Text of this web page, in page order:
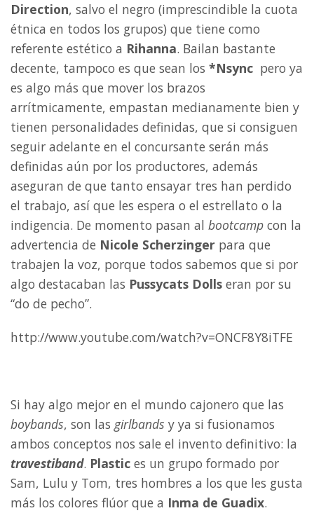
Direction, salvo el negro (imprescindible la cuota
étnica en todos los grupos) que tiene como
referente estético a Rihanna. Bailan bastante
decente, tampoco es que sean los *Nsync pero ya
es algo más que mover los brazos
arrítmicamente, empastan medianamente bien y
tienen personalidades definidas, que si consiguen
seguir adelante en el concursante serán más
definidas aún por los productores, además
aseguran de que tanto ensayar tres han perdido
el trabajo, así que les espera o el estrellato o la
indigencia. De momento pasan al bootcamp con la
advertencia de Nicole Scherzinger para que
trabajen la voz, porque todos sabemos que si por
algo destacaban las Pussycats Dolls eran por su
“do de pecho”.
http://www.youtube.com/watch?v=ONCF8Y8iTFE
Si hay algo mejor en el mundo cajonero que las
boybands, son las girlbands y ya si fusionamos
ambos conceptos nos sale el invento definitivo: la
travestiband. Plastic es un grupo formado por
Sam, Lulu y Tom, tres hombres a los que les gusta
más los colores flúor que a Inma de Guadix.